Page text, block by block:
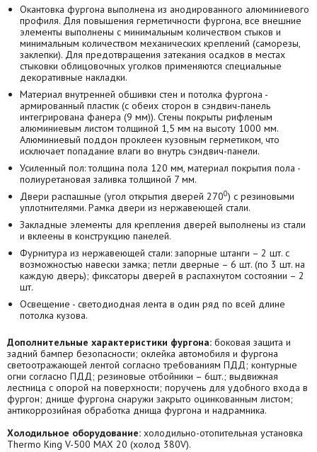
Окантовка фургона выполнена из анодированного алюминиевого
профиля. Для повышения герметичности фургона, все внешние
элементы выполнены с минимальным количеством стыков и
минимальным количеством механических креплений (саморезы,
заклепки). Для предотвращения затекания осадков в местах
стыковки облицовочных уголков применяются специальные
декоративные накладки.
Материал внутренней обшивки стен и потолка фургона -
армированный пластик (с обеих сторон в сэндвич-панель
интегрирована фанера (9 мм)). Стены покрыты рифленым
алюминиевым листом толщиной 1,5 мм на высоту 1000 мм.
Алюминиевый поддон проклеен кузовным герметиком, что
исключает попадание влаги во внутрь сэндвич-панели.
Усиленный пол: толщина пола 120 мм, материал покрытия пола -
полиуретановая заливка толщиной 7 мм.
Двери распашные (угол открытия дверей 2700) с резиновыми
уплотнителями. Рамка двери из нержавеющей стали.
Закладные элементы для крепления дверей выполнены из стали
и вклеены в конструкцию панелей.
Фурнитура из нержавеющей стали: запорные штанги – 2 шт. с
возможностью навески замка; петли дверные – 6 шт. (по 3 шт. на
каждую дверь); фиксаторы дверей в распахнутом состоянии – 2
шт.
Освещение - светодиодная лента в один ряд по всей длине
потолка кузова.
Дополнительные характеристики фургона: боковая защита и
задний бампер безопасности; оклейка автомобиля и фургона
светоотражающей лентой согласно требованиям ПДД; контурные
огни согласно ПДД; резиновые отбойники – 6шт.; выдвижная
лестница с опорой на поверхности; поручень для удобного входа в
фургон; днище фургона снаружи закрыто оцинкованным листом;
антикоррозийная обработка днища фургона и надрамника.
Холодильное оборудование: холодильно-отопительная установка
Thermo King V-500 MAX 20 (холод 380V).